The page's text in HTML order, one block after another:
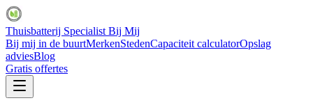
Thuisbatterij Specialist Bij Mij
Bij mij in de buurtMerkenStedenCapaciteit calculatorOpslag
adviesBlog
Gratis offertes